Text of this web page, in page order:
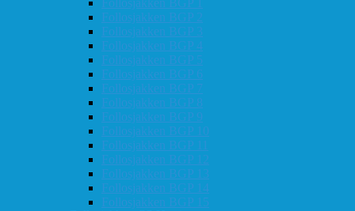
Follosjakken BGP 2
Follosjakken BGP 3
Follosjakken BGP 4
Follosjakken BGP 5
Follosjakken BGP 6
Follosjakken BGP 7
Follosjakken BGP 8
Follosjakken BGP 9
Follosjakken BGP 10
Follosjakken BGP 11
Follosjakken BGP 12
Follosjakken BGP 13
Follosjakken BGP 14
Follosjakken BGP 15